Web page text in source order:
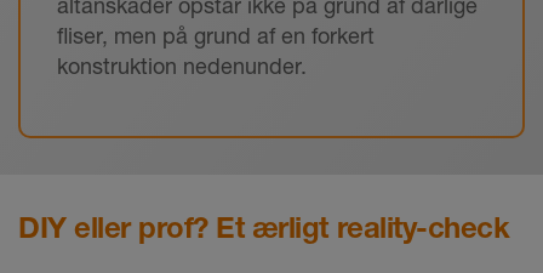
fliser, men på grund af en forkert
konstruktion nedenunder.
DIY eller prof? Et ærligt reality-check